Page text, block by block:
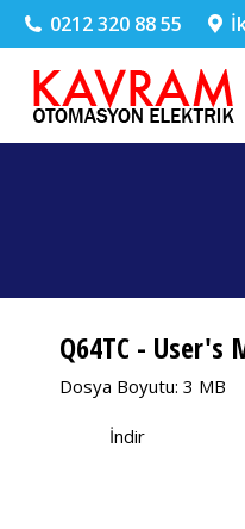
0212 320 88 55
Q64TC - User's
Dosya Boyutu: 3 MB
İndir